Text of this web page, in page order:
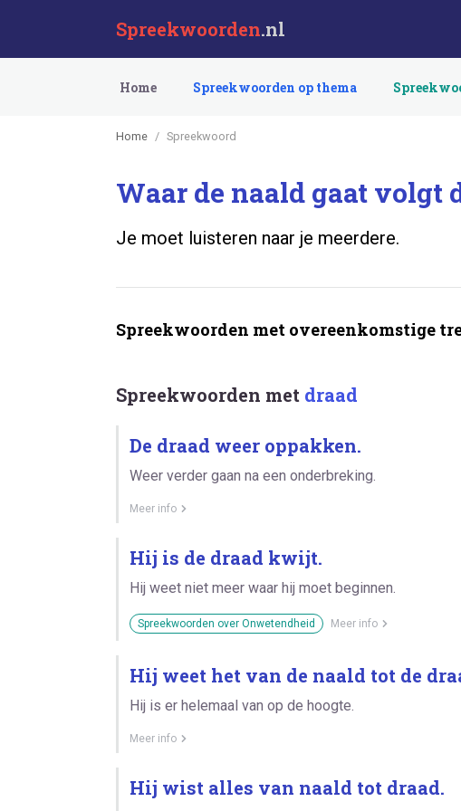
Spreekwoorden.nl
Home Spreekwoorden op thema
Home Spreekwoord
Waar de naald gaat volgt
Je moet luisteren naar je meerdere.
Spreekwoorden met overeenkomstige
Spreekwoorden met draad
De draad weer oppakken.
Weer verder gaan na een onderbreking.
Meer info
Hij is de draad kwijt.
Hij weet niet meer waar hij moet beginnen.
Spreekwoorden over Onwetendheid Meer info
Hij weet het van de naald tot de
Hij is er helemaal van op de hoogte.
Meer info
Hij wist alles van naald tot draad.